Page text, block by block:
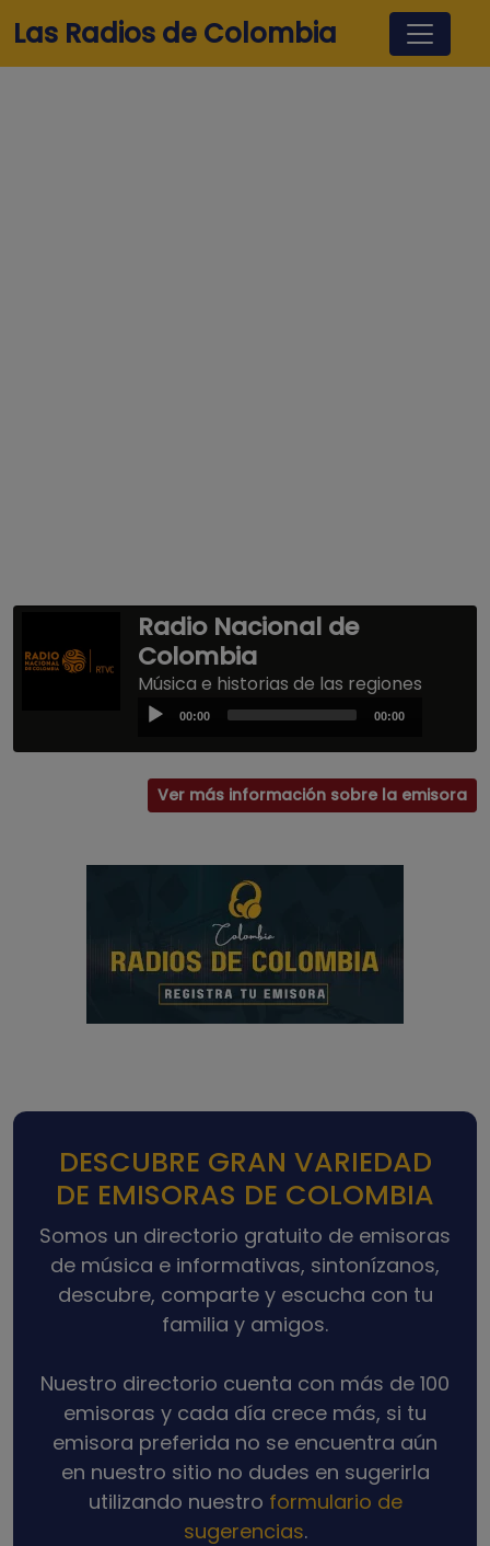
Pasar al contenido principal
Las Radios de Colombia
Radio Nacional de
Colombia
Música e historias de las regiones
Audio00:00 00:00
Ver más información sobre la emisora
DESCUBRE GRAN VARIEDAD
DE EMISORAS DE COLOMBIA
Somos un directorio gratuito de emisoras
de música e informativas, sintonízanos,
descubre, comparte y escucha con tu
familia y amigos.
Nuestro directorio cuenta con más de 100
emisoras y cada día crece más, si tu
emisora preferida no se encuentra aún
en nuestro sitio no dudes en sugerirla
utilizando nuestro formulario de
sugerencias.